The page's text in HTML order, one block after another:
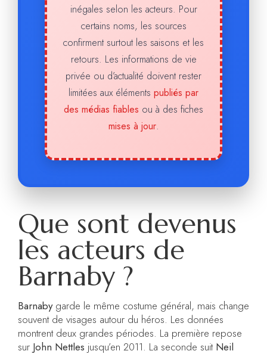
inégales selon les acteurs. Pour
certains noms, les sources
confirment surtout les saisons et les
retours. Les informations de vie
privée ou d’actualité doivent rester
limitées aux éléments publiés par
des médias fiables ou à des fiches
mises à jour.
Que sont devenus
les acteurs de
Barnaby ?
Barnabygarde le même costume général, mais change
souvent de visages autour du héros. Les données
montrent deux grandes périodes. La première repose
sur John Nettles jusqu’en 2011. La seconde suit Neil